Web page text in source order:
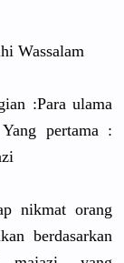
Wassalam
:Para ulama
pertama :
nikmat orang
berdasarkan